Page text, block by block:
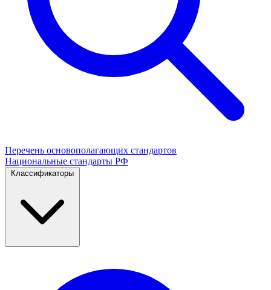
Перечень основополагающих стандартов
Национальные стандарты РФ
Классификаторы